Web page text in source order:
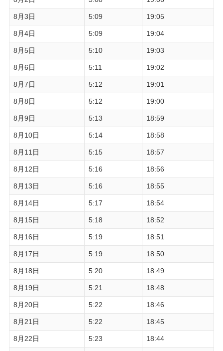
8月3日 5:09 19:05
8月4日 5:09 19:04
8月5日 5:10 19:03
8月6日 5:11 19:02
8月7日 5:12 19:01
8月8日 5:12 19:00
8月9日 5:13 18:59
8月10日 5:14 18:58
8月11日 5:15 18:57
8月12日 5:16 18:56
8月13日 5:16 18:55
8月14日 5:17 18:54
8月15日 5:18 18:52
8月16日 5:19 18:51
8月17日 5:19 18:50
8月18日 5:20 18:49
8月19日 5:21 18:48
8月20日 5:22 18:46
8月21日 5:22 18:45
8月22日 5:23 18:44